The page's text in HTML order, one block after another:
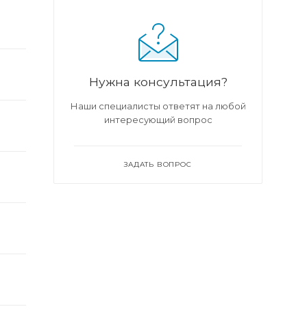
Нужна консультация?
Наши специалисты ответят на любой
интересующий вопрос
ЗАДАТЬ ВОПРОС